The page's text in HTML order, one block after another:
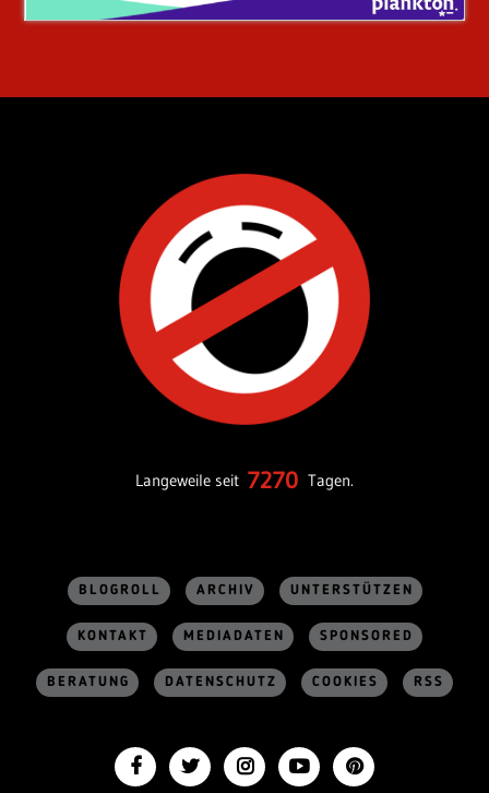
Langeweile seit 7270 Tagen.
BLOGROLL ARCHIV UNTERSTÜTZEN
KONTAKT MEDIADATEN SPONSORED
BERATUNG DATENSCHUTZ COOKIES RSS